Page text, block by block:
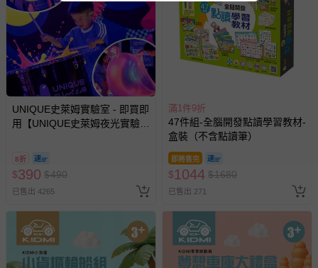
會主動以簡訊及mail通知訂單取消事宜，並將提供適當補
償。
UNIQUE史萊姆實驗室 - 即買即
用【UNIQUE史萊姆夜光實驗室
訂單編號兌換，逾期作廢) (大
人小孩均一價(3歲以上需購票))
8折
$390 $490
已售出 4265
滿1件9折
47件組-全腦開發點讀學習教材-
盒裝（不含點讀筆）
即將售完
$1044 $1680
已售出 271